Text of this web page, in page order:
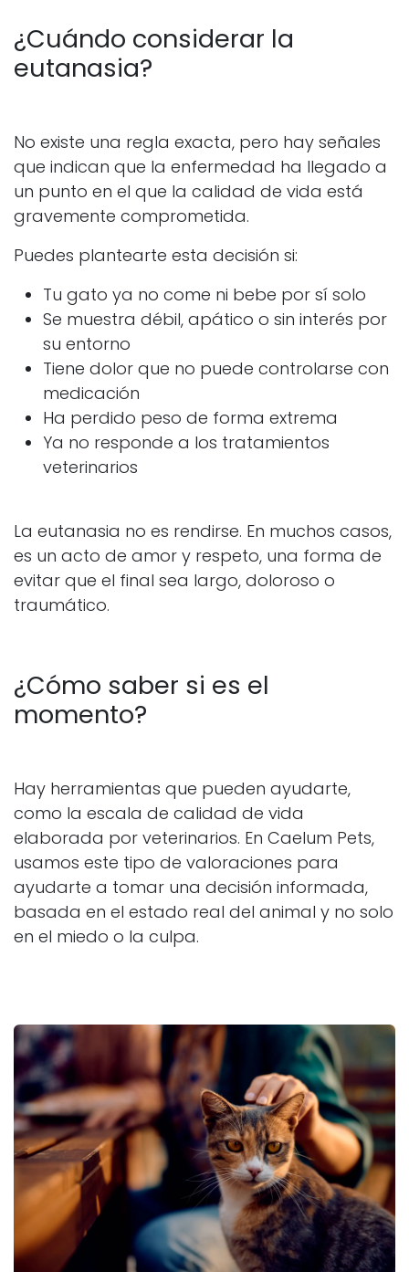
¿Cuándo considerar la
eutanasia?
No existe una regla exacta, pero hay señales
que indican que la enfermedad ha llegado a
un punto en el que la calidad de vida está
gravemente comprometida.
Puedes plantearte esta decisión si:
Tu gato ya no come ni bebe por sí solo
Se muestra débil, apático o sin interés por
su entorno
Tiene dolor que no puede controlarse con
medicación
Ha perdido peso de forma extrema
Ya no responde a los tratamientos
veterinarios
La eutanasia no es rendirse. En muchos casos,
es un acto de amor y respeto, una forma de
evitar que el final sea largo, doloroso o
traumático.
¿Cómo saber si es el
momento?
Hay herramientas que pueden ayudarte,
como la escala de calidad de vida
elaborada por veterinarios. En Caelum Pets,
usamos este tipo de valoraciones para
ayudarte a tomar una decisión informada,
basada en el estado real del animal y no solo
en el miedo o la culpa.